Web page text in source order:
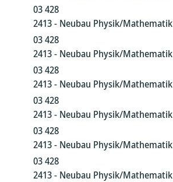
03 428
2413 - Neubau Physik/Mathematik
03 428
2413 - Neubau Physik/Mathematik
03 428
2413 - Neubau Physik/Mathematik
03 428
2413 - Neubau Physik/Mathematik
03 428
2413 - Neubau Physik/Mathematik
03 428
2413 - Neubau Physik/Mathematik